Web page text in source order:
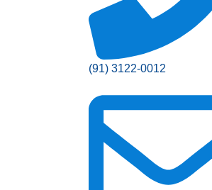
(91) 3122-0012